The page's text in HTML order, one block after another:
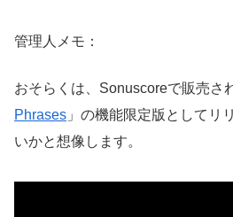
管理人メモ：
おそらくは、Sonuscoreで販売さ
Phrases 」の機能限定版としてリ
いかと想像します。